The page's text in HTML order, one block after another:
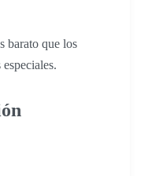
barato que los